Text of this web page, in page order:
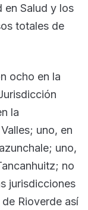
en Salud y los
totales de
ocho en la
la
uno, en
uno,
no
jurisdicciones
Rioverde así